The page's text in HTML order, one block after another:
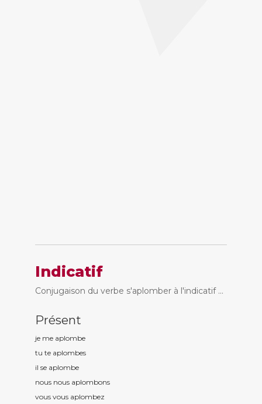
Indicatif
Conjugaison du verbe s'aplomber à l'indicatif ...
Présent
je me aplombe
tu te aplombes
il se aplombe
nous nous aplombons
vous vous aplombez